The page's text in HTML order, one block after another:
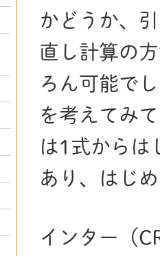
かどうか、
直し計算の
ろん可能で
を考えてみ
は1式からは
あり、はじ
インター（